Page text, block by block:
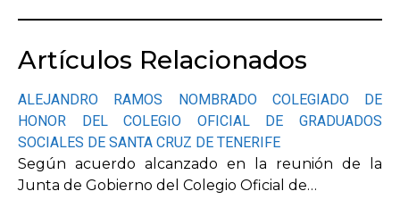
Artículos Relacionados
ALEJANDRO RAMOS NOMBRADO COLEGIADO DE
HONOR DEL COLEGIO OFICIAL DE GRADUADOS
SOCIALES DE SANTA CRUZ DE TENERIFE
Según acuerdo alcanzado en la reunión de la
Junta de Gobierno del Colegio Oficial de…